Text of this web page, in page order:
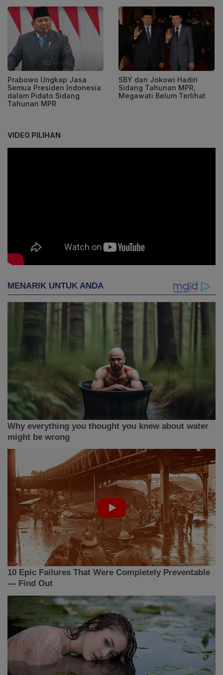
Prabowo Ungkap Jasa
Semua Presiden Indonesia
dalam Pidato Sidang
Tahunan MPR
SBY dan Jokowi Hadiri
Sidang Tahunan MPR,
Megawati Belum Terlihat
VIDEO PILIHAN